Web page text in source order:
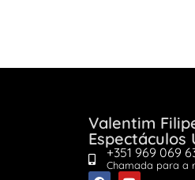
Valentim
Espectáculos
+351 969 069
Chamada para a